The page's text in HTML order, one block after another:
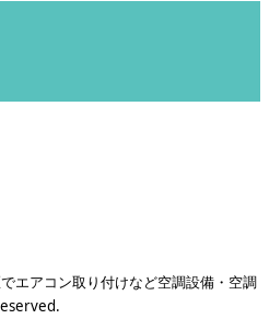
エアコン取り付けなど空調設備・空調